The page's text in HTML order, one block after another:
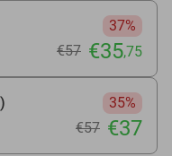
37%
€57 €35,75
35%
€57 €37